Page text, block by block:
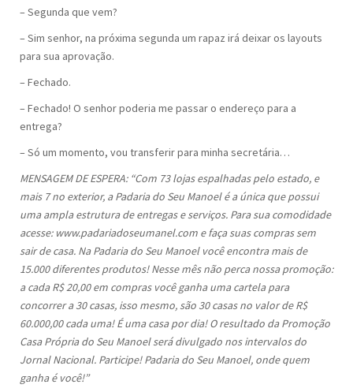
– Segunda que vem?
– Sim senhor, na próxima segunda um rapaz irá deixar os layouts
para sua aprovação.
– Fechado.
– Fechado! O senhor poderia me passar o endereço para a
entrega?
– Só um momento, vou transferir para minha secretária…
MENSAGEM DE ESPERA: “Com 73 lojas espalhadas pelo estado, e
mais 7 no exterior, a Padaria do Seu Manoel é a única que possui
uma ampla estrutura de entregas e serviços. Para sua comodidade
acesse: www.padariadoseumanel.com e faça suas compras sem
sair de casa. Na Padaria do Seu Manoel você encontra mais de
15.000 diferentes produtos! Nesse mês não perca nossa promoção:
a cada R$ 20,00 em compras você ganha uma cartela para
concorrer a 30 casas, isso mesmo, são 30 casas no valor de R$
60.000,00 cada uma! É uma casa por dia! O resultado da Promoção
Casa Própria do Seu Manoel será divulgado nos intervalos do
Jornal Nacional. Participe! Padaria do Seu Manoel, onde quem
ganha é você!”